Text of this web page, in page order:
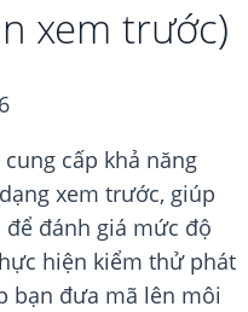
xem trước)
cung cấp khả năng
xem trước, giúp
đánh giá mức độ
hiện kiểm thử phát
bạn đưa mã lên môi